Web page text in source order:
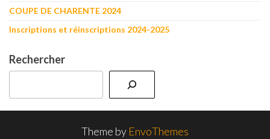
COUPE DE CHARENTE 2024
Inscriptions et réinscriptions 2024-2025
Rechercher
Theme by EnvoThemes